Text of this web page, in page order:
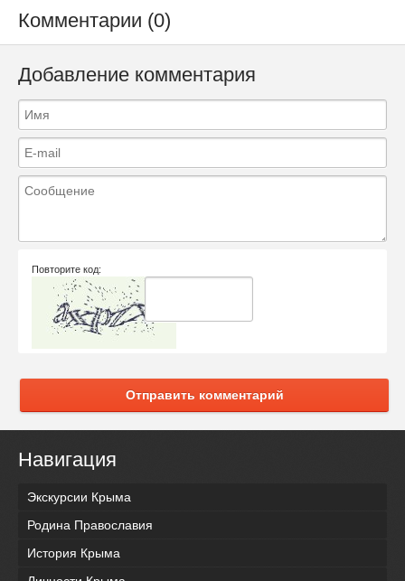
Комментарии (0)
Добавление комментария
Повторите код:
Отправить комментарий
Навигация
Экскурсии Крыма
Родина Православия
История Крыма